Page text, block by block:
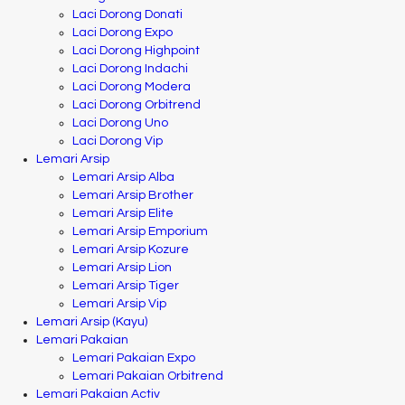
Laci Dorong Donati
Laci Dorong Expo
Laci Dorong Highpoint
Laci Dorong Indachi
Laci Dorong Modera
Laci Dorong Orbitrend
Laci Dorong Uno
Laci Dorong Vip
Lemari Arsip
Lemari Arsip Alba
Lemari Arsip Brother
Lemari Arsip Elite
Lemari Arsip Emporium
Lemari Arsip Kozure
Lemari Arsip Lion
Lemari Arsip Tiger
Lemari Arsip Vip
Lemari Arsip (Kayu)
Lemari Pakaian
Lemari Pakaian Expo
Lemari Pakaian Orbitrend
Lemari Pakaian Activ